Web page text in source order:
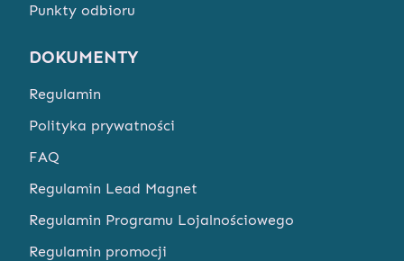
Punkty odbioru
DOKUMENTY
Regulamin
Polityka prywatności
FAQ
Regulamin Lead Magnet
Regulamin Programu Lojalnościowego
Regulamin promocji